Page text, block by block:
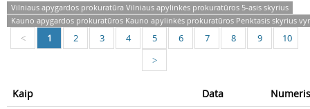
Vilniaus apygardos prokuratūra Vilniaus apylinkės prokuratūros 5-asis skyrius
Kauno apygardos prokuratūros Kauno apylinkės prokuratūros Penktasis skyrius
< 1 2 3 4 5 6 7 8 9 10
>
Kaip Data Numeris